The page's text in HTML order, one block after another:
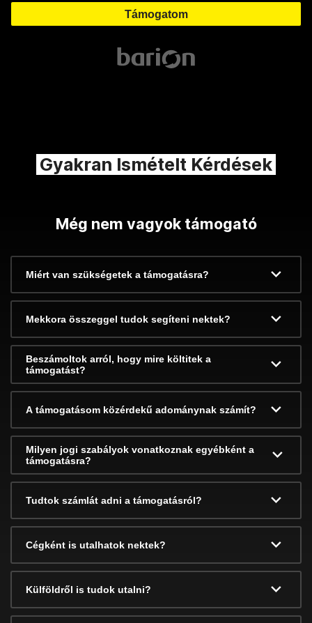
Gyakran Ismételt Kérdések
Még nem vagyok támogató
Miért van szükségetek a támogatásra?
Mekkora összeggel tudok segíteni nektek?
Beszámoltok arról, hogy mire költitek a
támogatást?
A támogatásom közérdekű adománynak számít?
Milyen jogi szabályok vonatkoznak egyébként a
támogatásra?
Tudtok számlát adni a támogatásról?
Cégként is utalhatok nektek?
Külföldről is tudok utalni?